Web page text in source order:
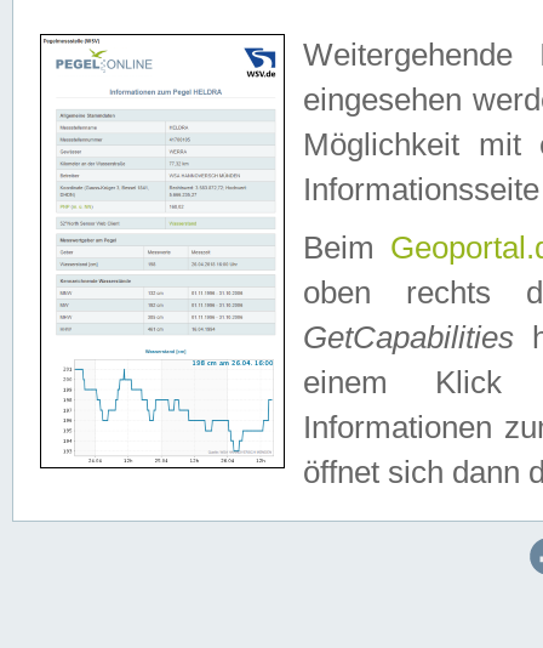
eingesehen
Möglichkeit mit
Beim
oben rechts
GetCapabilities
einem Klick
Informationen
öffnet sich dann